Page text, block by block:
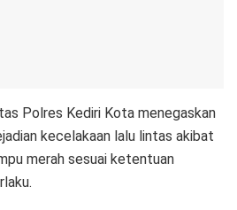
Polres Kediri Kota menegaskan
kecelakaan lalu lintas akibat
merah sesuai ketentuan